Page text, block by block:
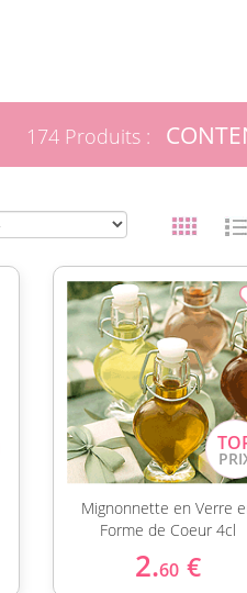
174 Produits :
Mignonnette en Verre
Forme de Coeur 4cl
2.60 €